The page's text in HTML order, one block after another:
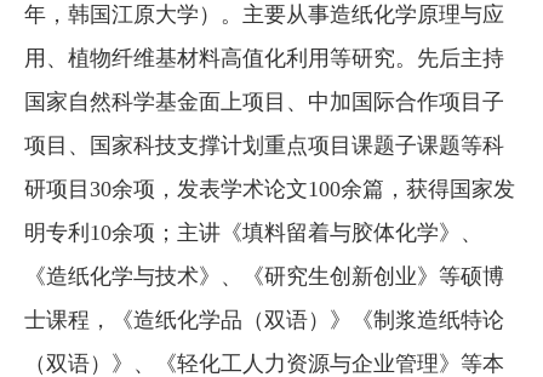
年，韩国江原大学）。主要从事造纸化学原理与应
用、植物纤维基材料高值化利用等研究。先后主持
国家自然科学基金面上项目、中加国际合作项目子
项目、国家科技支撑计划重点项目课题子课题等科
研项目30余项，发表学术论文100余篇，获得国家发
明专利10余项；主讲《填料留着与胶体化学》、
《造纸化学与技术》、《研究生创新创业》等硕博
士课程，《造纸化学品（双语）》《制浆造纸特论
（双语）》、《轻化工人力资源与企业管理》等本